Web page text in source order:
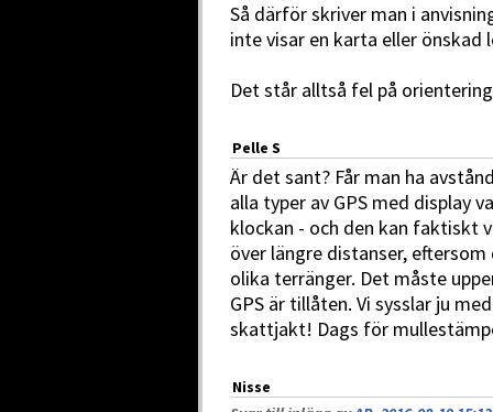
Så därför skriver man i
inte visar en karta eller önskad
Det står alltså fel på
Pelle S
Är det sant? Får man ha
alla typer av GPS med display
klockan - och den kan faktiskt
över längre distanser,
olika terränger. Det måste
GPS är tillåten. Vi sysslar ju
skattjakt! Dags för
Nisse